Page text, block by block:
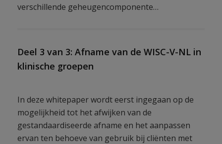
verschillende geheugencomponente…
Deel 3 van 3: Afname van de WISC-V-NL in
klinische groepen
In deze whitepaper wordt eerst ingegaan op de
mogelijkheid tot het afwijken van de
gestandaardiseerde afname en het aanpassen
ervan ten behoeve van gebruik bij cliënten met